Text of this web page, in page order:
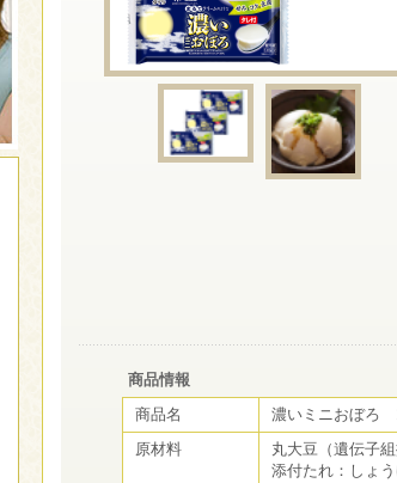
商品情報
商品名
濃いミニおぼろ
原材料
丸大豆（遺伝子
添付たれ：しょ